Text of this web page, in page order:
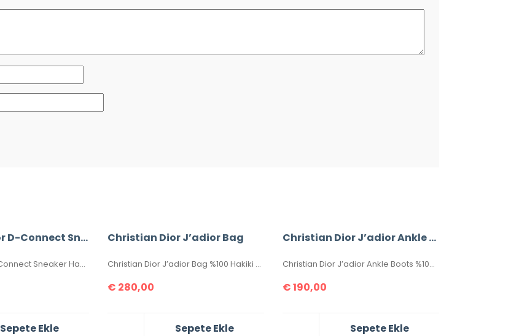
Christian Dior D-Connect Sneaker
Christian Dior D-Connect Sneaker Hakiki Deri İthal Ayakkabılar. Orijinaliyle birebir aynıdır. 36-37-38-39-40 numaralar mevcuttur. Standart kalıptır. Kutulu, toz torbalı, sertifikalıdır.
Sepete Ekle
Christian Dior J’adior Bag
Christian Dior J’adior Bag %100 Hakiki Deri. Yüksek kalite, hakiki deri, ithal aksesuarlı, birebir üründür. Ebatı 26×17 cm dir. Kutulu, toz torbalı, sertifikalıdır.
€ 280,00
Sepete Ekle
Christian Dior J’adior Ankle Boots
Christian Dior J’adior Ankle Boots %100 Hakiki Deri Bayan Botlar. 36-37-38-39-40 ölçüler mevcuttur. Kutulu, sertifikalıdır.
€190,00
Sepete Ekle